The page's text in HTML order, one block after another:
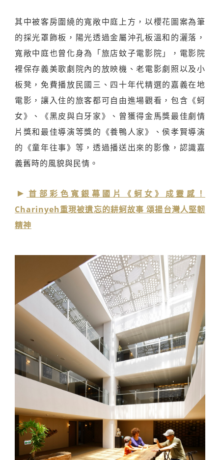
其中被客房圍繞的寬敞中庭上方，以櫻花圖案為筆
的採光罩飾板，陽光透過金屬沖孔板溫和的灑落，
寬敞中庭也曾化身為「旅店蚊子電影院」，電影院
裡保存義美歌劇院內的放映機、老電影劇照以及小
板凳，免費播放民國三、四十年代精選的嘉義在地
電影，讓入住的旅客都可自由進場觀看，包含《蚵
女》、《黑皮與白牙家》、曾獲得金馬獎最佳劇情
片獎和最佳導演等獎的《養鴨人家》、侯孝賢導演
的《童年往事》等，透過播送出來的影像，認識嘉
義舊時的風貌與民情。
首部彩色寬銀幕國片《蚵女》成靈感！
Charinyeh重現被遺忘的耕蚵故事 頌揚台灣人堅韌
精神